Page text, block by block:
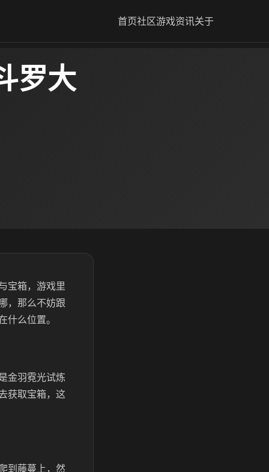
首页社区游戏资讯关于
罗大
宝箱，游戏里
，那么不妨跟
么位置。
金羽霓光试炼
获取宝箱，这
到藤蔓上，然